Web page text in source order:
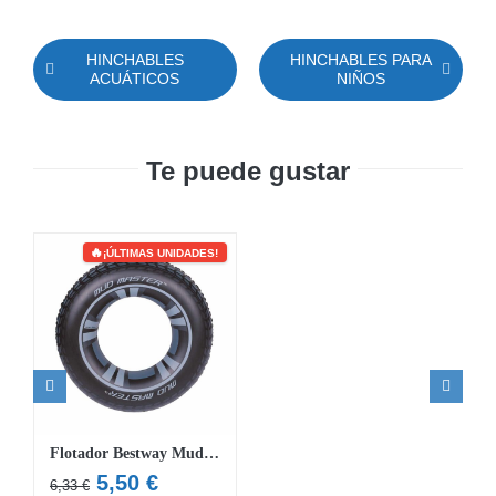
HINCHABLES
ACUÁTICOS
HINCHABLES PARA
NIÑOS
Te puede gustar
¡ÚLTIMAS UNIDADES!
Flotador Bestway Mud Master 91cm
6,33€ El
5,50 €El